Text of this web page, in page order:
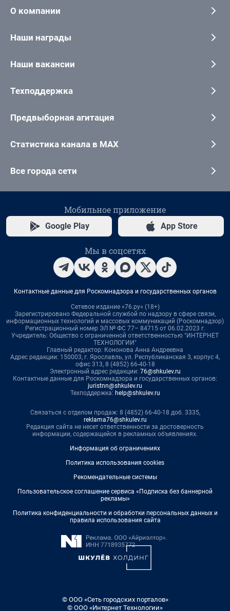
О компании
Наши награды
Наши вакансии
Техподдержка
Предвыборная агитация
Статистика канала в MAX
Все города сети
Мобильное приложение
Google Play App Store
Мы в соцсетях
Контактные данные для Роскомнадзора и государственных органов
Сетевое издание «76.ру» (18+)
Зарегистрировано Федеральной службой по надзору в сфере связи,
информационных технологий и массовых коммуникаций (Роскомнадзор)
Регистрационный номер ЭЛ № ФС 77– 84715 от 06.02.2023 г.
Учредитель: Общество с ограниченной ответственностью "ИНТЕРНЕТ
ТЕХНОЛОГИИ"
Главный редактор: Кононова Анна Андреевна
Адрес редакции: 150003, г. Ярославль, ул. Республиканская 3, корпус 4,
офис 313, 8 (4852) 66-40-18
Электронный адрес редакции: 76@shkulev.ru
Контактные данные для Роскомнадзора и государственных органов:
juristnn@shkulev.ru
Техподдержка: help@shkulev.ru
Связаться с отделом продаж: 8 (4852) 66-40-18 доб. 3335,
reklama76@shkulev.ru
Редакция сайта не несет ответственности за достоверность
информации, содержащейся в рекламных объявлениях.
Информация об ограничениях
Политика использования cookies
Рекомендательные системы
Пользовательское соглашение сервиса «Подписка без баннерной
рекламы»
Политика конфиденциальности и обработки персональных данных и
правила использования сайта
© ООО «Сеть городских порталов»
© ООО «Интернет Технологии»